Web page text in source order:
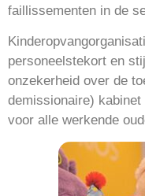
faillissementen in de
personeelstekort en
onzekerheid over de
demissionaire)
voor alle werkende